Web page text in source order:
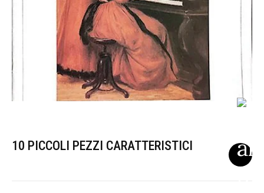
10 PICCOLI PEZZI CARATTERISTICI